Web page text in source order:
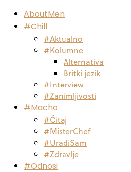
AboutMen
#Chill
#Aktualno
#Kolumne
Alternativa
Britki jezik
#Interview
#Zanimljivosti
#Macho
#Čitaj
#MisterChef
#UradiSam
#Zdravlje
#Odnosi